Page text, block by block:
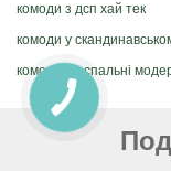
комоди з дсп хай тек
комоди у
комод для спальні